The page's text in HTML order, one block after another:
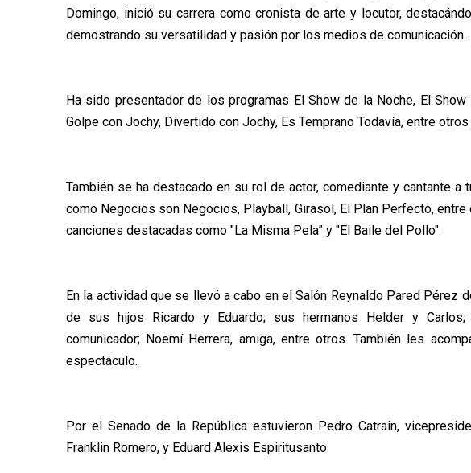
Domingo, inició su carrera como cronista de arte y locutor,
demostrando su versatilidad y pasión por los medios de comunicación.
Ha sido presentador de los programas El Show de la Noche, El
Golpe con Jochy, Divertido con Jochy, Es Temprano Todavía, entre
También se ha destacado en su rol de actor, comediante y cantante
como Negocios son Negocios, Playball, Girasol, El Plan Perfecto,
canciones destacadas como "La Misma Pela” y "El Baile del Pollo".
En la actividad que se llevó a cabo en el Salón Reynaldo Pared Pérez
de sus hijos Ricardo y Eduardo; sus hermanos Helder y Carlos;
comunicador; Noemí Herrera, amiga, entre otros. También les
espectáculo.
Por el Senado de la República estuvieron Pedro Catrain,
Franklin Romero, y Eduard Alexis Espiritusanto.